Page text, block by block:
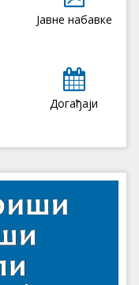
Јавне набавке
Догађаји